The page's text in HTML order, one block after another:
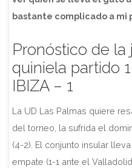
bastante complicado a mi
Pronóstico de la
quiniela partido
IBIZA – 1
La UD Las Palmas quiere
del torneo, la sufrida el
(4-2). El conjunto insular
empate (1-1 ante el